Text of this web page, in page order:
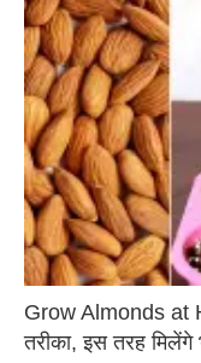
Grow Almonds at
तरीका, इस तरह मिलेंगे